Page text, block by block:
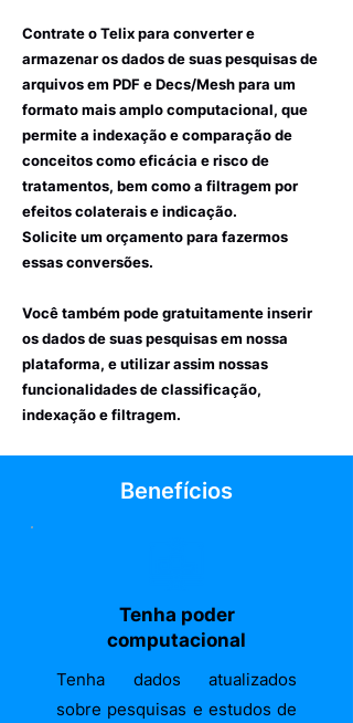
Contrate o Telix para converter e
armazenar os dados de suas pesquisas de
arquivos em PDF e Decs/Mesh para um
formato mais amplo computacional, que
permite a indexação e comparação de
conceitos como eficácia e risco de
tratamentos, bem como a filtragem por
efeitos colaterais e indicação.
Solicite um orçamento para fazermos
essas conversões.
Você também pode gratuitamente inserir
os dados de suas pesquisas em nossa
plataforma, e utilizar assim nossas
funcionalidades de classificação,
indexação e filtragem.
Benefícios
Tenha poder
computacional
Tenha dados atualizados
sobre pesquisas e estudos de